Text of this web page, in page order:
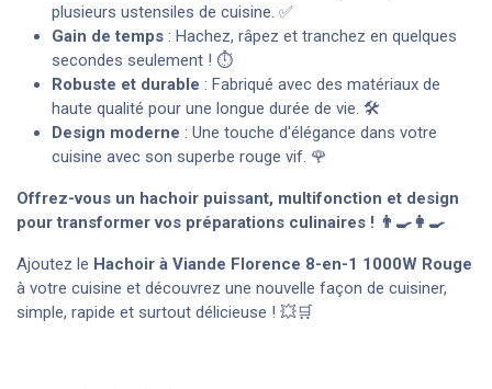
plusieurs ustensiles de cuisine. ✅
Gain de temps : Hachez, râpez et tranchez en quelques
secondes seulement ! ⏱️
Robuste et durable : Fabriqué avec des matériaux de
haute qualité pour une longue durée de vie. 🛠️
Design moderne : Une touche d'élégance dans votre
cuisine avec son superbe rouge vif. 🌹
Offrez-vous un hachoir puissant, multifonction et design
pour transformer vos préparations culinaires ! 👨‍🍳👩‍🍳
Ajoutez le Hachoir à Viande Florence 8-en-1 1000W Rouge
à votre cuisine et découvrez une nouvelle façon de cuisiner,
simple, rapide et surtout délicieuse ! 💥🛒